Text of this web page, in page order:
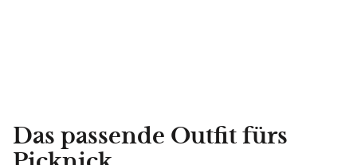
Das passende Outfit fürs